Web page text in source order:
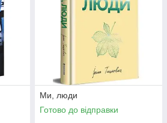
Ми, люди
Готово до відправки